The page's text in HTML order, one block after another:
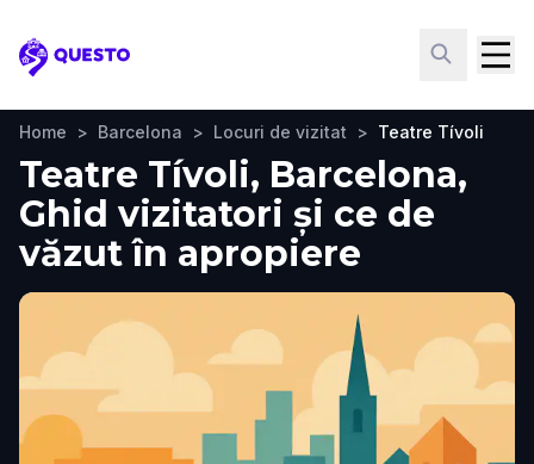
Questo
Home > Barcelona > Locuri de vizitat > Teatre Tívoli
Teatre Tívoli, Barcelona,
Ghid vizitatori și ce de
văzut în apropiere